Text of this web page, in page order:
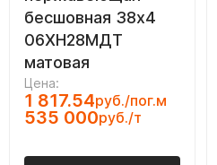
бесшовная 38х4
06ХН28МДТ
матовая
Цена:
1 817.54руб./пог.м
535 000руб./т